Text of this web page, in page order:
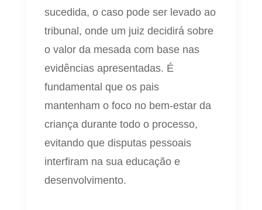
sucedida, o caso pode ser levado ao
tribunal, onde um juiz decidirá sobre
o valor da mesada com base nas
evidências apresentadas. É
fundamental que os pais
mantenham o foco no bem-estar da
criança durante todo o processo,
evitando que disputas pessoais
interfiram na sua educação e
desenvolvimento.